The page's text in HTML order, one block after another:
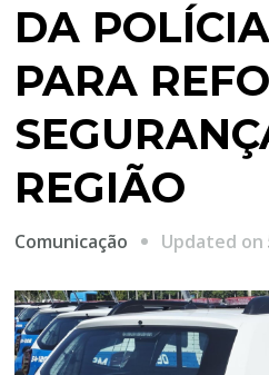
DA
PARA
REGIÃO
Comunicação Updated on